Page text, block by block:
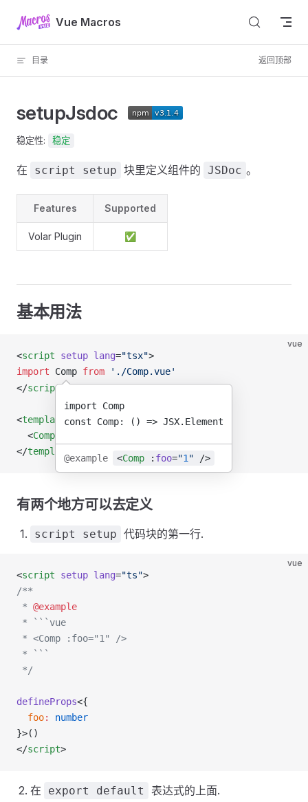
跳到正文 Vue Macros
目录 返回顶部
setupJsdoc
稳定性: 稳定
在 script setup 块里定义组件的 JSDoc 。
Features Supported
Volar Plugin ✅
基本用法
vue
<script setup lang="tsx">
import
Comp from './Comp.vue'
</script>
<template>
  <
Comp
</template
有两个地方可以去定义
script setup 代码块的第一行.
vue
<script setup lang="ts">
/**
* @example
* ```vue
* <Comp :foo="1" />
* ```
*/
defineProps<{
  foo
:
number
}>()
</script>
在 export default 表达式的上面.
import Comp
const Comp: () => JSX.Element
@example <Comp : foo="1 " />